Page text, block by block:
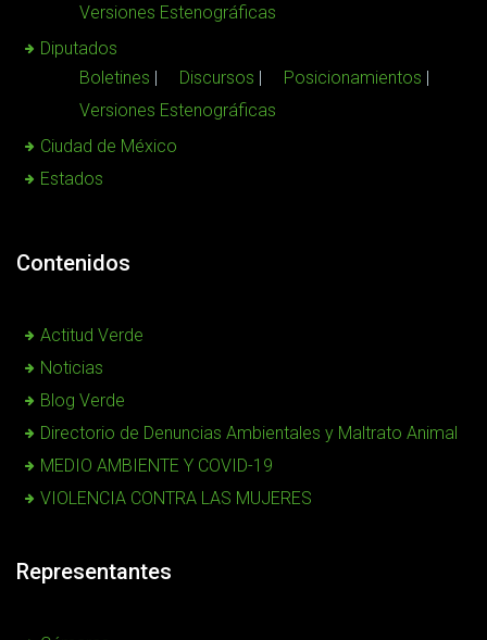
Versiones Estenográficas
Diputados
Boletines
Discursos
Posicionamientos
Versiones Estenográficas
Ciudad de México
Estados
Contenidos
Actitud Verde
Noticias
Blog Verde
Directorio de Denuncias Ambientales y Maltrato Animal
MEDIO AMBIENTE Y COVID-19
VIOLENCIA CONTRA LAS MUJERES
Representantes